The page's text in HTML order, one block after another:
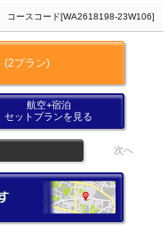
コースコード[WA2618198-23W106]
(2プラン)
航空+宿泊
セットプランを見る
次へ